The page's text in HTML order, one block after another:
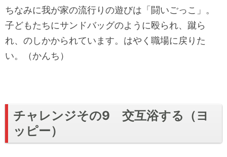
ちなみに我が家の流行りの遊びは「闘いごっこ」。
子どもたちにサンドバッグのように殴られ、蹴ら
れ、のしかかられています。はやく職場に戻りた
い。（かんち）
チャレンジその9 交互浴する（ヨ
ッピー）